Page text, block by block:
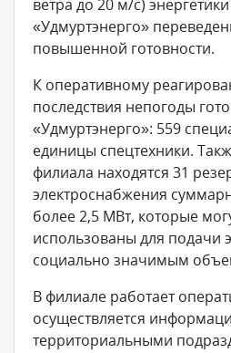
ветра до 20 м/с)
«Удмуртэнерго»
повышенной готовности.
К оперативному
последствия непогоды
«Удмуртэнерго»: 559
единицы спецтехники.
филиала находятся 31
электроснабжения
более 2,5 МВт, которые
использованы для подачи
социально значимым
В филиале работает
осуществляется
территориальными